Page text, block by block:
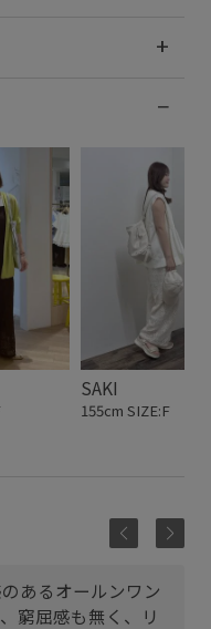
SAKI
155cm SIZE:F
あるオールンワン
窮屈感も無く、リ